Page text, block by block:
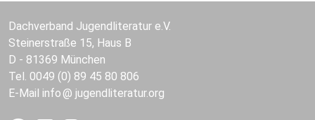
Dachverband Jugendliteratur e.V.
Steinerstraße 15, Haus B
D - 81369 München
Tel. 0049 (0) 89 45 80 806
E-Mail info jugendliteratur.org